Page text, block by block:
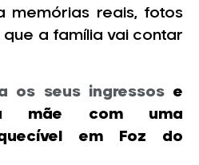
memórias reais, fotos
que a família vai contar
os seus ingressos e
mãe com uma
em Foz do